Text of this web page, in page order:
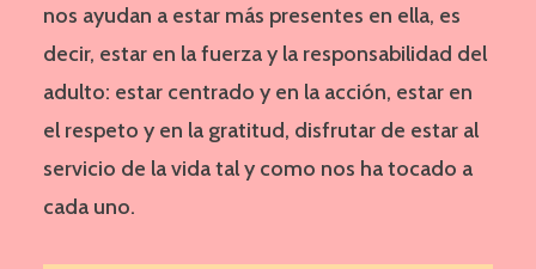
nos ayudan a estar más presentes en ella, es
decir, estar en la fuerza y la responsabilidad del
adulto: estar centrado y en la acción, estar en
el respeto y en la gratitud, disfrutar de estar al
servicio de la vida tal y como nos ha tocado a
cada uno.